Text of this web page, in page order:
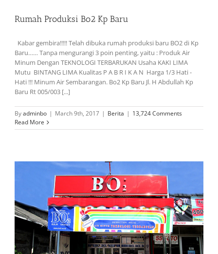
Rumah Produksi Bo2 Kp Baru
Kabar gembira!!!!! Telah dibuka rumah produksi baru BO2 di Kp
Baru…… Tanpa mengurangi 3 poin penting, yaitu : Produk Air
Minum Dengan TEKNOLOGI TERBARUKAN Usaha KAKI LIMA
Mutu BINTANG LIMA Kualitas P A B R I K A N Harga 1/3 Hati -
Hati !!! Minum Air Sembarangan. Bo2 Kp Baru Jl. H Abdullah Kp
Baru Rt 005/003 [...]
Byadminbo | March 9th, 2017 | Berita | 13,724 Comments
Read More